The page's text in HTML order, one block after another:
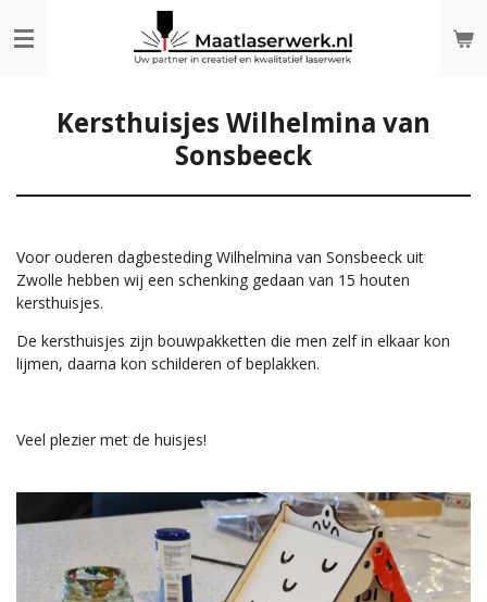
direct
hoofdinhoudKersthuisjes Wilhelmina van
Sonsbeeck
Voor ouderen dagbesteding Wilhelmina van Sonsbeeck uit
Zwolle hebben wij een schenking gedaan van 15 houten
kersthuisjes.
De kersthuisjes zijn bouwpakketten die men zelf in elkaar kon
lijmen, daarna kon schilderen of beplakken.
Veel plezier met de huisjes!